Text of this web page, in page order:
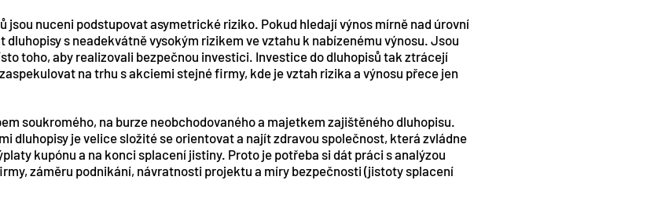
jsou nuceni podstupovat asymetrické riziko. Pokud hledají výnos mírně nad úrovní
s neadekvátně vysokým rizikem ve vztahu k nabízenému výnosu. Jsou
toho, aby realizovali bezpečnou investici. Investice do dluhopisů tak ztrácejí
na trhu s akciemi stejné firmy, kde je vztah rizika a výnosu přece jen
soukromého, na burze neobchodovaného a majetkem zajištěného dluhopisu.
dluhopisy je velice složité se orientovat a najít zdravou společnost, která zvládne
kupónu a na konci splacení jistiny. Proto je potřeba si dát práci s analýzou
záměru podnikání, návratnosti projektu a míry bezpečnosti (jistoty splacení